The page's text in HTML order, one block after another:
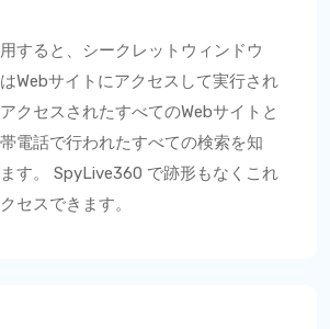
すると、シークレットウィンドウ
Webサイトにアクセスして実行され
クセスされたすべてのWebサイトと
電話で行われたすべての検索を知
す。
SpyLive360 で跡形もなくこれ
セスできます。